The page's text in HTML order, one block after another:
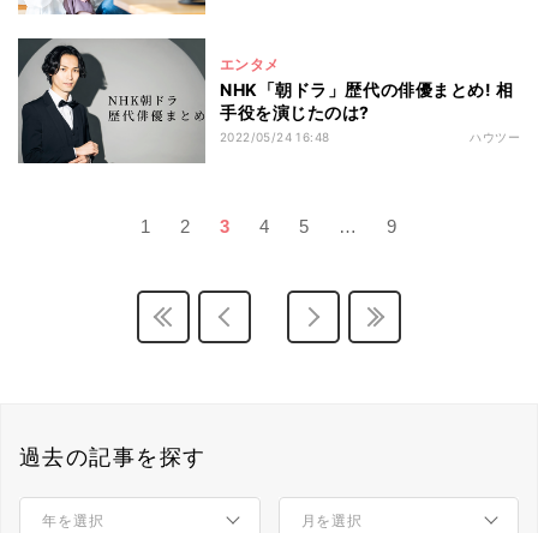
エンタメ
NHK「朝ドラ」歴代の俳優まとめ! 相
手役を演じたのは?
2022/05/24 16:48 ハウツー
1 2 3 4 5 … 9
過去の記事を探す